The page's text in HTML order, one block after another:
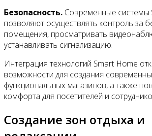
Безопасность. Современные системы
позволяют осуществлять контроль за
помещения, просматривать
устанавливать сигнализацию.
Интеграция технологий Smart Home
возможности для создания
функциональных магазинов, а также
комфорта для посетителей и
Создание зон отдыха и